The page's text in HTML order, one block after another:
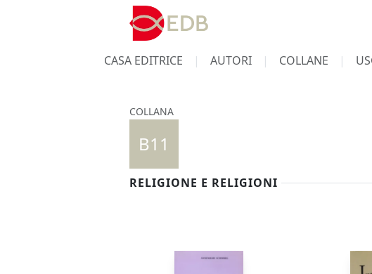
CASA EDITRICE AUTORI COLLANE
COLLANA
B11
RELIGIONE E RELIGIONI